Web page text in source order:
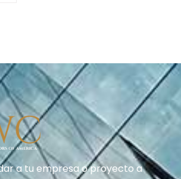
a tu empresa o proyecto a